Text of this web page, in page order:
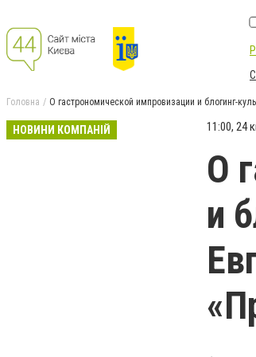
Головна О гастрономической импровизации и блогинг-
НОВИНИ КОМПАНІЙ 11:00, 24
О
и